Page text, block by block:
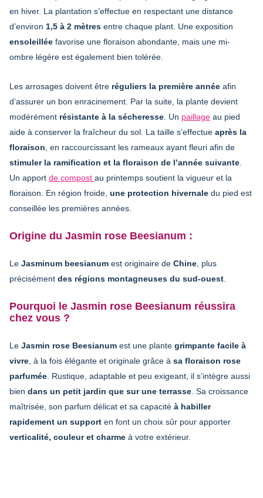
en hiver. La plantation s’effectue en respectant une distance
d’environ 1,5 à 2 mètres entre chaque plant. Une exposition
ensoleillée favorise une floraison abondante, mais une mi-
ombre légère est également bien tolérée.
Les arrosages doivent être réguliers la première année afin
d’assurer un bon enracinement. Par la suite, la plante devient
modérément résistante à la sécheresse . Un paillage au pied
aide à conserver la fraîcheur du sol. La taille s’effectue après la
floraison , en raccourcissant les rameaux ayant fleuri afin de
stimuler la ramification et la floraison de l’année suivante
Un apport de compost au printemps soutient la vigueur et la
floraison. En région froide, une protection hivernale du pied est
conseillée les premières années.
Origine du Jasmin rose Beesianum :
Le Jasminum beesianum est originaire de Chine , plus
précisément des régions montagneuses du sud-ouest
Pourquoi le Jasmin rose Beesianum réussira
chez vous ?
Le Jasmin rose Beesianum est une plante grimpante facile à
vivre , à la fois élégante et originale grâce à sa floraison rose
parfumée . Rustique, adaptable et peu exigeant, il s’intègre aussi
bien dans un petit jardin que sur une terrasse . Sa croissance
maîtrisée, son parfum délicat et sa capacité à habiller
rapidement un support en font un choix sûr pour apporter
verticalité, couleur et charme à votre extérieur.